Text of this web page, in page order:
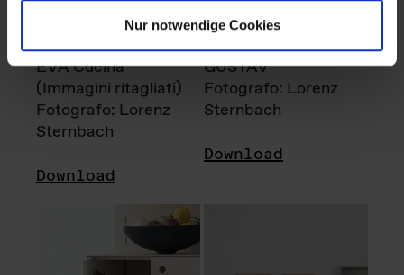
Nur notwendige Cookies
EVA Cucina
(Immagini ritagliati)
Fotografo: Lorenz
Sternbach
Download
GUSTAV
Fotografo: Lorenz
Sternbach
Download